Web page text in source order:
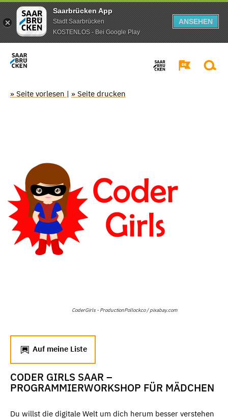
Saarbrücken App
Stadt Saarbrücken
KOSTENLOS - Bei Google Play
ANSEHEN
» Seite vorlesen | » Seite drucken
CoderGirls - ProductionPollockco / pixabay.com
Auf meine Liste
CODER GIRLS SAAR –
PROGRAMMIERWORKSHOP FÜR MÄDCHEN
Du willst die digitale Welt um dich herum besser verstehen